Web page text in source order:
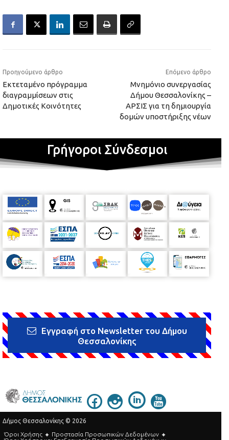
Προηγούμενο άρθρο
Εκτεταμένο πρόγραμμα
διαγραμμίσεων στις
Δημοτικές Κοινότητες
Επόμενο άρθρο
Μνημόνιο συνεργασίας
Δήμου Θεσσαλονίκης –
ΑΡΣΙΣ για τη δημιουργία
δομών υποστήριξης νέων
Γρήγοροι Σύνδεσμοι
Εγγραφή στο Newsletter του Δήμου
Θεσσαλονίκης
Δήμος Θεσσαλονίκης © 2026
Όροι Χρήσης
Προστασία Προσωπικών Δεδομένων